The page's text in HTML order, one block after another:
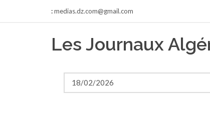
:medias.dz.com@gmail.com
Les Journaux